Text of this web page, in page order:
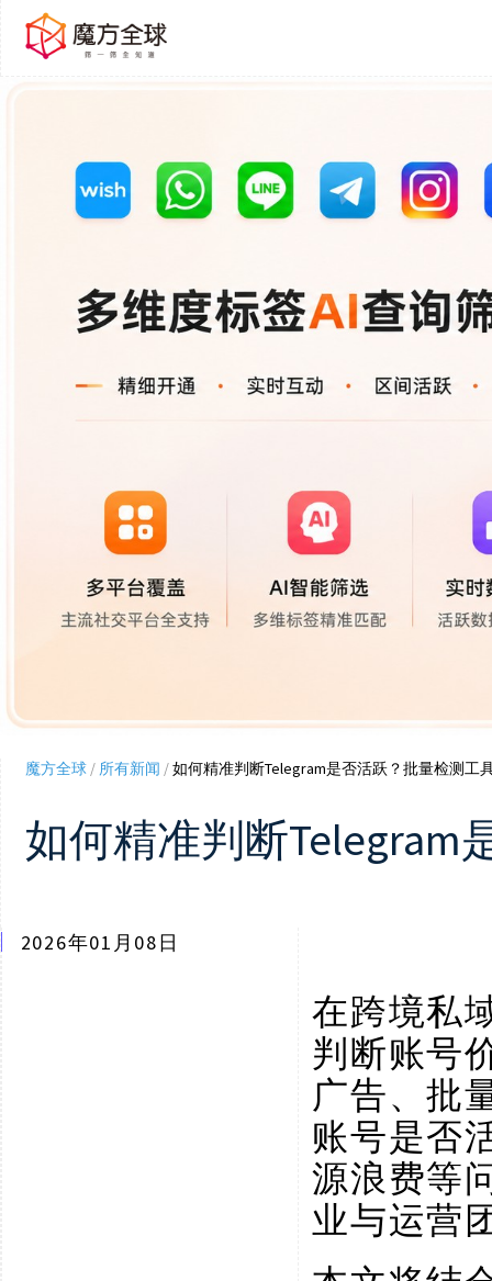
魔方全球/ 所有新闻 /如何精准判断Telegram是否活跃？批量检测工
如何精准判断Telegram
2026年01月08日
在跨境私
判断账号
广告、批
账号是否
源浪费等
业与运营